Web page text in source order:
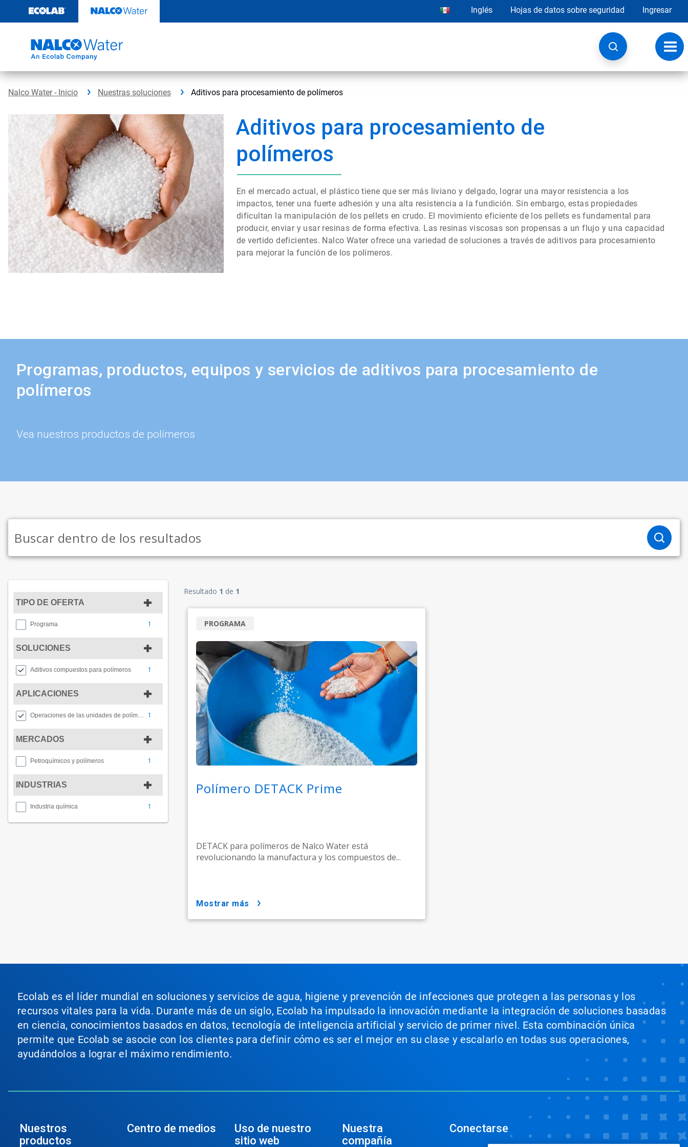
contenido
Inglés Hojas de datos sobre seguridad Ingresar
de
Nalco Water - Inicio Nuestras soluciones Aditivos para procesamiento de polímeros
Aditivos para procesamiento de
polímeros
En el mercado actual, el plástico tiene que ser más liviano y delgado, lograr una mayor resistencia a los
impactos, tener una fuerte adhesión y una alta resistencia a la fundición. Sin embargo, estas propiedades
dificultan la manipulación de los pellets en crudo. El movimiento eficiente de los pellets es fundamental para
producir, enviar y usar resinas de forma efectiva. Las resinas viscosas son propensas a un flujo y una capacidad
de vertido deficientes. Nalco Water ofrece una variedad de soluciones a través de aditivos para procesamiento
para mejorar la función de los polímeros.
Programas, productos, equipos y servicios de aditivos para procesamiento de
polímeros
Vea nuestros productos de polímeros
TIPO DE OFERTA
Programa 1
SOLUCIONES
Aditivos compuestos para polímeros 1
APLICACIONES
Operaciones de las unidades de polímeros 1
MERCADOS
Petroquímicos y polímeros 1
INDUSTRIAS
Industria química 1
Resultado 1 de 1
Polímero DETACK Prime
DETACK para polímeros de Nalco Water está
revolucionando la manufactura y los compuestos de...
PROGRAMA
mostrar más
Ecolab es el líder mundial en soluciones y servicios de agua, higiene y prevención de infecciones que protegen a las personas y los
recursos vitales para la vida. Durante más de un siglo, Ecolab ha impulsado la innovación mediante la integración de soluciones basadas
en ciencia, conocimientos basados en datos, tecnología de inteligencia artificial y servicio de primer nivel. Esta combinación única
permite que Ecolab se asocie con los clientes para definir cómo es ser el mejor en su clase y escalarlo en todas sus operaciones,
ayudándolos a lograr el máximo rendimiento.
Nuestros
productos
Centro de medios
Uso de nuestro
sitio web
Nuestra
compañía
Conectarse